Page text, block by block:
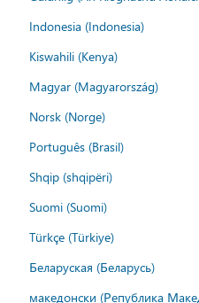
Indonesia (Indonesia)
Kiswahili (Kenya)
Magyar (Magyarország)
Norsk (Norge)
Português (Brasil)
Shqip (shqipëri)
Suomi (Suomi)
Türkçe (Türkiye)
Беларуская (Беларусь)
македонски (Република